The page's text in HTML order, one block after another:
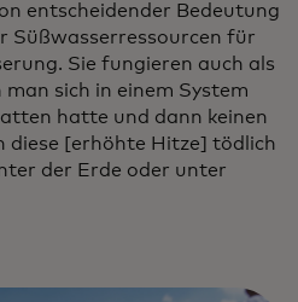
entscheidender Bedeutung
Süßwasserressourcen für
Sie fungieren auch als
sich in einem System
hatte und dann keinen
diese [erhöhte Hitze] tödlich
der Erde oder unter